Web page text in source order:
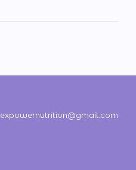
expowernutrition@gmail.com